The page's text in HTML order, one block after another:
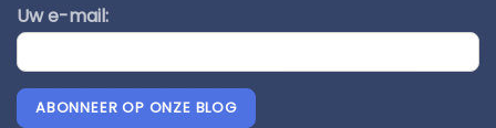
Uw e-mail:
ABONNEER OP ONZE BLOG